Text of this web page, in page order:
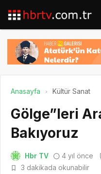
Anasayfa Kültür Sanat
Gölge”leri
Bakıyoruz
Hbr TV 4 yıl önce
3 dakikada okunabilir